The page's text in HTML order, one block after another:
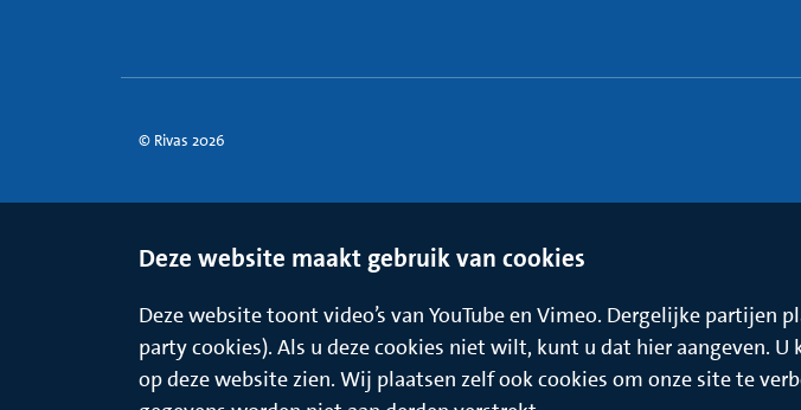
© Rivas 2026
Deze website maakt gebruik van cookies
Deze website toont video’s van YouTube en Vimeo. Dergelijke partijen
party cookies). Als u deze cookies niet wilt, kunt u dat hier aangeven. U
op deze website zien. Wij plaatsen zelf ook cookies om onze site te